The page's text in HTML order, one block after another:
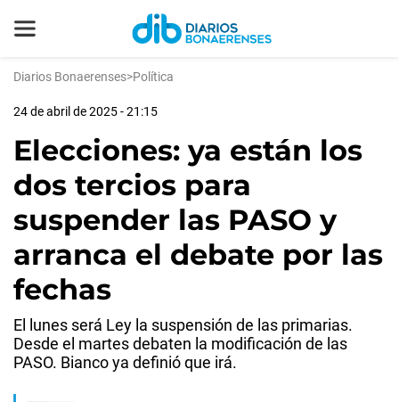
Diarios Bonaerenses>Política
24 de abril de 2025 - 21:15
Elecciones: ya están los
dos tercios para
suspender las PASO y
arranca el debate por las
fechas
El lunes será Ley la suspensión de las primarias.
Desde el martes debaten la modificación de las
PASO. Bianco ya definió que irá.